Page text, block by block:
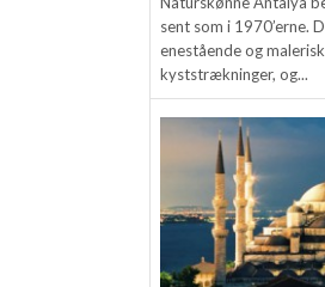
sent som i 1970’erne.
enestående og
kyststrækninger, og...